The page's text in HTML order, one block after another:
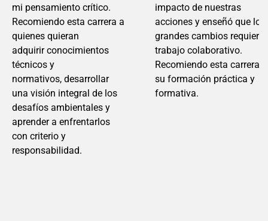
mi pensamiento crítico.
Recomiendo esta carrera a
quienes quieran
adquirirconocimientos
técnicos y
normativos, desarrollar
una visión integral de los
desafíos ambientales y
aprender a enfrentarlos
con criterio y
responsabilidad.
impacto de nuestras
acciones y enseñó que los
grandes cambios
trabajo colaborativo.
Recomiendo esta carrera
su formación práctica y
formativa.